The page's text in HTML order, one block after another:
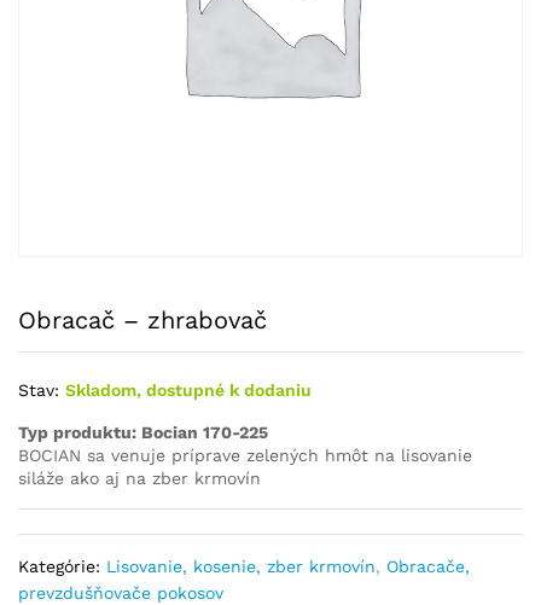
Obracač – zhrabovač
Stav: Skladom, dostupné k dodaniu
Typ produktu: Bocian 170-225
BOCIAN sa venuje príprave zelených hmôt na lisovanie
siláže ako aj na zber krmovín
Kategórie: Lisovanie, kosenie, zber krmovín, Obracače,
prevzdušňovače pokosov